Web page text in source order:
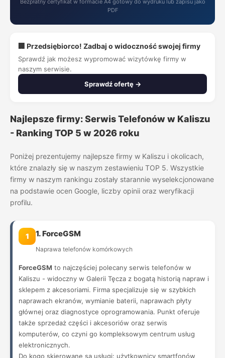
Bezpłatny certyfikat w formacie A4 gotowy do wydruku lub zapisu jako
PDF
🏢 Przedsiębiorco! Zadbaj o widoczność swojej firmy
Sprawdź jak możesz wypromować wizytówkę firmy w
naszym serwisie.
Sprawdź ofertę →
Najlepsze firmy: Serwis Telefonów w Kaliszu
- Ranking TOP 5 w 2026 roku
Poniżej prezentujemy najlepsze firmy w Kaliszu i okolicach,
które znalazły się w naszym zestawieniu TOP 5. Wszystkie
firmy w naszym rankingu zostały starannie wyselekcjonowane
na podstawie ocen Google, liczby opinii oraz weryfikacji
profilu.
1 1. ForceGSM
Naprawa telefonów komórkowych
ForceGSM to najczęściej polecany serwis telefonów w
Kaliszu - widoczny w Galerii Tęcza z bogatą historią napraw i
sklepem z akcesoriami. Firma specjalizuje się w szybkich
naprawach ekranów, wymianie baterii, naprawach płyty
głównej oraz diagnostyce oprogramowania. Punkt oferuje
także sprzedaż części i akcesoriów oraz serwis
komputerów, co czyni go kompleksowym centrum usług
elektronicznych.
Do kogo skierowane są usługi: użytkownicy smartfonów